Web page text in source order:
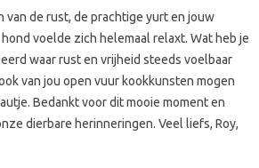
van de rust, de prachtige yurt en jouw
voelde zich helemaal relaxt. Wat heb je
waar rust en vrijheid steeds voelbaar
van jou open vuur kookkunsten mogen
Bedankt voor dit mooie moment en
dierbare herinneringen. Veel liefs, Roy,